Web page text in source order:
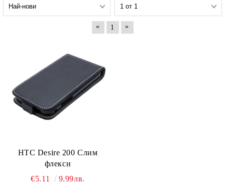
« 1 »
HTC Desire 200 Слим
флекси
€5.11
9.99лв.